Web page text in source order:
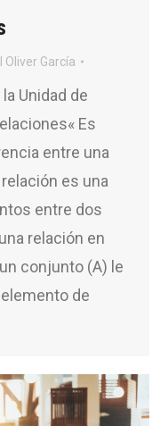
Oliver García
Unidad de
Es
entre una
es una
entre dos
relación en
conjunto (A) le
de